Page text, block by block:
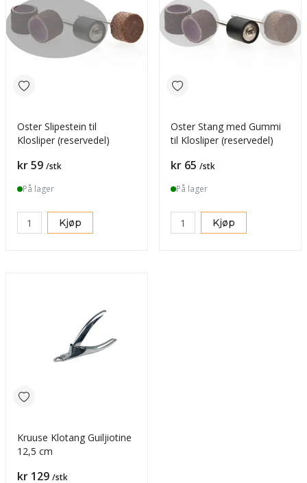
Oster Slipestein til
Klosliper (reservedel)
Pris
kr 59 /stk
På lager
Kjøp
Oster Stang med Gummi
til Klosliper (reservedel)
Pris
kr 65 /stk
På lager
Kjøp
Kruuse Klotang Guiljiotine
12,5 cm
Pris
kr 129 /stk